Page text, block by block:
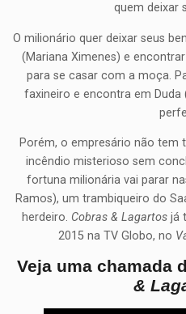
quem deixar
O milionário quer deixar seus
(Mariana Ximenes) e
para se casar com a moça.
faxineiro e encontra em Duda
Porém, o empresário não tem
incêndio misterioso sem
fortuna milionária vai parar
Ramos), um trambiqueiro do
herdeiro. Cobras & Lagartos já
2015 na TV Globo, no
Veja uma chamada
&